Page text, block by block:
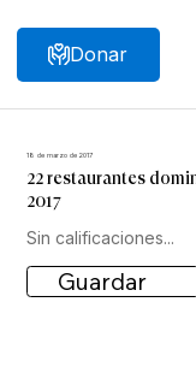
BuscarDonar
18 de marzo de 2017
22 restaurantes
2017
Sin calificaciones...
Guardar